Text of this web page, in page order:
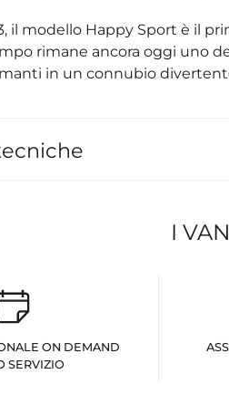
il modello Happy Sport è il
rimane ancora oggi uno
in un connubio
I
ON DEMAND
SERVIZIO